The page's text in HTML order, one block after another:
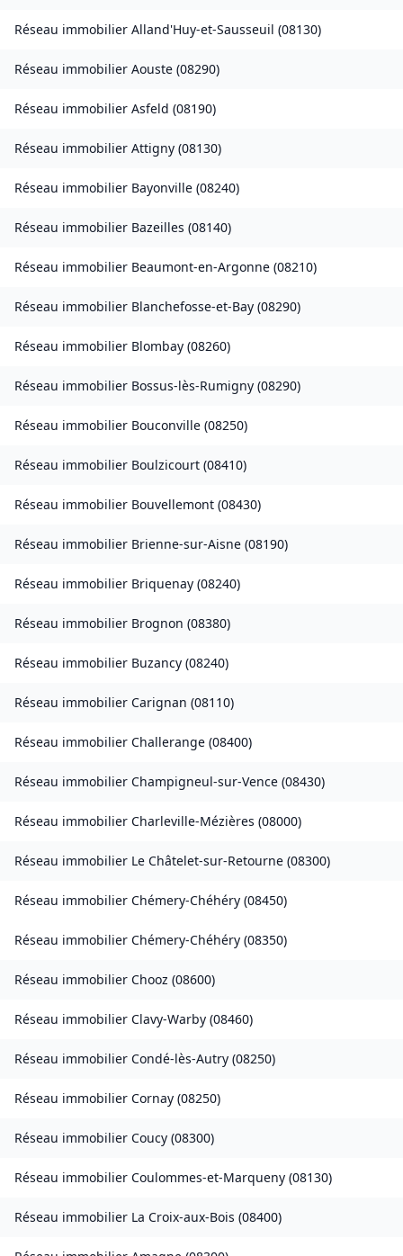
Réseau immobilier Alland'Huy-et-Sausseuil (08130)
Réseau immobilier Aouste (08290)
Réseau immobilier Asfeld (08190)
Réseau immobilier Attigny (08130)
Réseau immobilier Bayonville (08240)
Réseau immobilier Bazeilles (08140)
Réseau immobilier Beaumont-en-Argonne (08210)
Réseau immobilier Blanchefosse-et-Bay (08290)
Réseau immobilier Blombay (08260)
Réseau immobilier Bossus-lès-Rumigny (08290)
Réseau immobilier Bouconville (08250)
Réseau immobilier Boulzicourt (08410)
Réseau immobilier Bouvellemont (08430)
Réseau immobilier Brienne-sur-Aisne (08190)
Réseau immobilier Briquenay (08240)
Réseau immobilier Brognon (08380)
Réseau immobilier Buzancy (08240)
Réseau immobilier Carignan (08110)
Réseau immobilier Challerange (08400)
Réseau immobilier Champigneul-sur-Vence (08430)
Réseau immobilier Charleville-Mézières (08000)
Réseau immobilier Le Châtelet-sur-Retourne (08300)
Réseau immobilier Chémery-Chéhéry (08450)
Réseau immobilier Chémery-Chéhéry (08350)
Réseau immobilier Chooz (08600)
Réseau immobilier Clavy-Warby (08460)
Réseau immobilier Condé-lès-Autry (08250)
Réseau immobilier Cornay (08250)
Réseau immobilier Coucy (08300)
Réseau immobilier Coulommes-et-Marqueny (08130)
Réseau immobilier La Croix-aux-Bois (08400)